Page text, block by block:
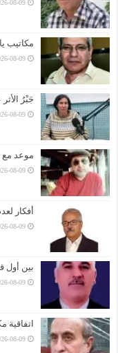
08-09
مكاتيب
08-09
جَبْرُ
08-09
موعد مع
08-09
أفكار
08-09
بين أول
08-09
اتفاقية
08-09